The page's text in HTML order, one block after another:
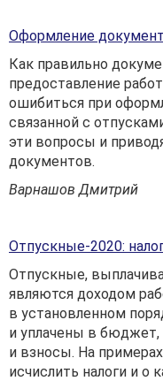
Оформление
Как правильно
предоставление
ошибиться при
связанной с
эти вопросы и
документов.
Варнашов Дмитрий
Отпускные-2020:
Отпускные,
являются доходом
в установленном
и уплачены в
и взносы. На
исчислить налоги и о